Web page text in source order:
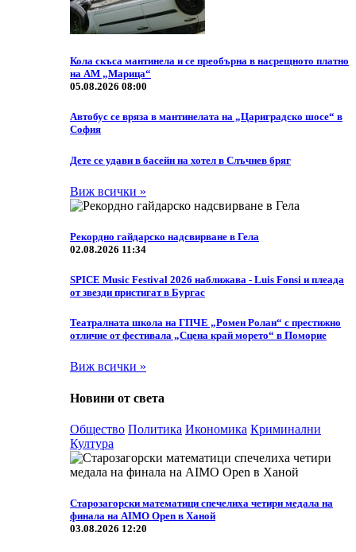
Кола скъса мантинела и се преобърна в насрещното платно
на АМ „Марица“
05.08.2026 08:00
Автобус се вряза в мантинелата на „Цариградско шосе“ в
София
Дете се удави в басейн на хотел в Слъчнев бряг
Виж всички »
Рекордно гайдарско надсвирване в Гела
02.08.2026 11:34
SPICE Music Festival 2026 наближава - Luis Fonsi и плеада
от звезди пристигат в Бургас
Театралната школа на ГПЧЕ „Ромен Ролан“ с престижно
отличие от фестивала „Сцена край морето“ в Поморие
Виж всички »
Новини от света
Общество Политика Икономика Криминални
Култура
Старозагорски математици спечелиха четири медала на
финала на AIMO Open в Ханой
03.08.2026 12:20